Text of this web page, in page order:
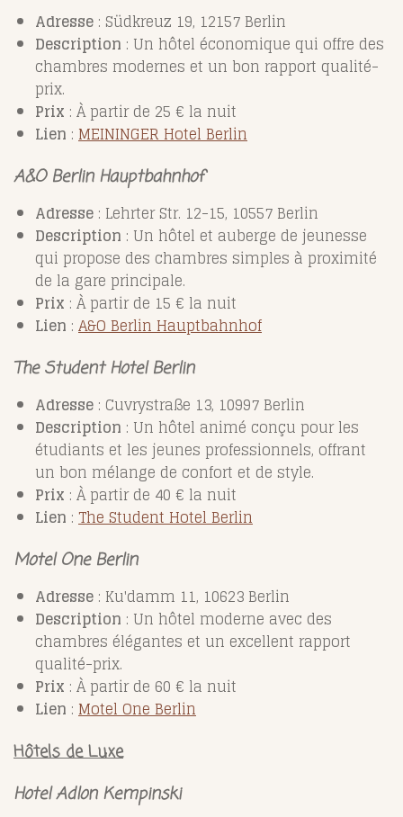
Adresse : Südkreuz 19, 12157 Berlin
Description : Un hôtel économique qui offre des
chambres modernes et un bon rapport qualité-
prix.
Prix : À partir de 25 € la nuit
Lien : MEININGERHotelBerlin
A&O Berlin Hauptbahnhof
Adresse : Lehrter Str. 12-15, 10557 Berlin
Description : Un hôtel et auberge de jeunesse
qui propose des chambres simples à proximité
de la gare principale.
Prix : À partir de 15 € la nuit
Lien : A&OBerlinHauptbahnhof
The Student Hotel Berlin
Adresse : Cuvrystraße 13, 10997 Berlin
Description : Un hôtel animé conçu pour les
étudiants et les jeunes professionnels, offrant
un bon mélange de confort et de style.
Prix : À partir de 40 € la nuit
Lien : TheStudentHotelBerlin
Motel One Berlin
Adresse : Ku'damm 11, 10623 Berlin
Description : Un hôtel moderne avec des
chambres élégantes et un excellent rapport
qualité-prix.
Prix : À partir de 60 € la nuit
Lien : MotelOneBerlin
Hôtels de Luxe
Hotel Adlon Kempinski